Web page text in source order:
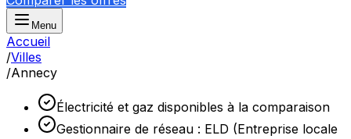
Menu
Accueil
/Villes
/Annecy
Électricité et gaz disponibles à la comparaison
Gestionnaire de réseau : ELD (Entreprise locale